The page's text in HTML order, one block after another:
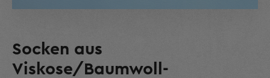
Socken aus
Viskose/Baumwoll-